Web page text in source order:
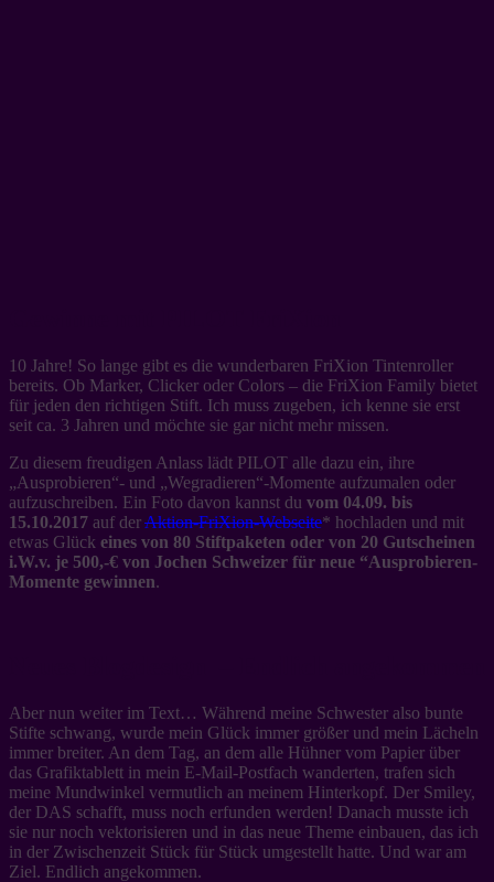
10 Jahre! So lange gibt es die wunderbaren FriXion Tintenroller
bereits. Ob Marker, Clicker oder Colors – die FriXion Family bietet
für jeden den richtigen Stift. Ich muss zugeben, ich kenne sie erst
seit ca. 3 Jahren und möchte sie gar nicht mehr missen.
Zu diesem freudigen Anlass lädt PILOT alle dazu ein, ihre
„Ausprobieren“- und „Wegradieren“-Momente aufzumalen oder
aufzuschreiben. Ein Foto davon kannst du vom 04.09. bis
15.10.2017 auf derAktion-FriXion-Webseite* hochladen und mit
etwas Glück eines von 80 Stiftpaketen oder von 20 Gutscheinen
i.W.v. je 500,-€ von Jochen Schweizer für neue “Ausprobieren-
Momente gewinnen.
Aber nun weiter im Text… Während meine Schwester also bunte
Stifte schwang, wurde mein Glück immer größer und mein Lächeln
immer breiter. An dem Tag, an dem alle Hühner vom Papier über
das Grafiktablett in mein E-Mail-Postfach wanderten, trafen sich
meine Mundwinkel vermutlich an meinem Hinterkopf. Der Smiley,
der DAS schafft, muss noch erfunden werden! Danach musste ich
sie nur noch vektorisieren und in das neue Theme einbauen, das ich
in der Zwischenzeit Stück für Stück umgestellt hatte. Und war am
Ziel. Endlich angekommen.